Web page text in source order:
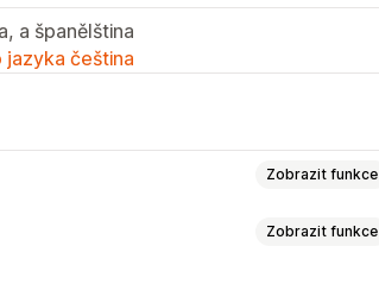
a španělština
čeština
Zobrazit funkce
Zobrazit funkce